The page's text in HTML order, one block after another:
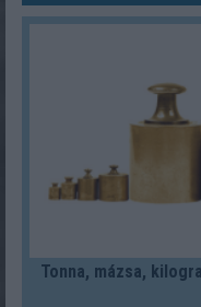
Tonna, mázsa,